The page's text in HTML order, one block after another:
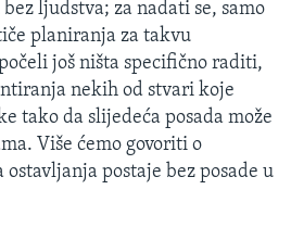
ljudstva; za nadati se, samo
planiranja za takvu
još ništa specifično raditi,
nekih od stvari koje
tako da slijedeća posada može
Više ćemo govoriti o
postaje bez posade u